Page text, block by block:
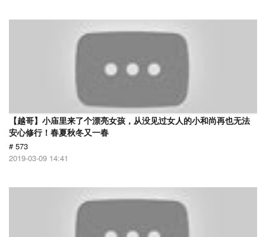
【越哥】小庙里来了个漂亮女孩，从没见过女人的小和尚再也无法
安心修行！春夏秋冬又一春
# 573
2019-03-09 14:41